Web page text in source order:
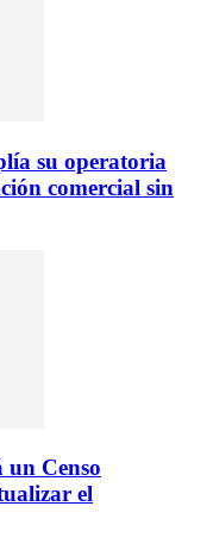
su operatoria
comercial sin
Censo
el